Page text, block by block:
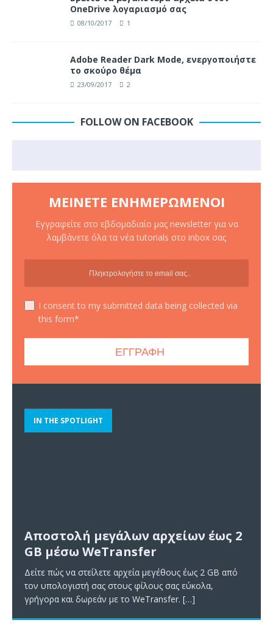
OneDrive λογαριασμό σας
08/10/2017 1
Adobe Reader Dark Mode, ενεργοποιήστε
το σκούρο θέμα
23/09/2017 2
FOLLOW ON FACEBOOK
ΜΕΊΝΕΤΕ ΕΝΗΜΕΡΩΜΈΝΟΙ
Εγγραφείτε στο εβδομαδιαίο μας newsletter για να
λαμβάνετε όλα τα νέα tutorials στο inbox σας
I consent to my submitted data being collected via
this form*
IN THE SPOTLIGHT
Αποστολή μεγάλων αρχείων έως 2
GB μέσω WeTransfer
Δείτε πώς να στείλετε αρχεία μεγέθους έως 2 GB από
τον υπολογιστή σας στους φίλους σας εύκολα,
γρήγορα και δωρεάν με το WeTransfer. […]